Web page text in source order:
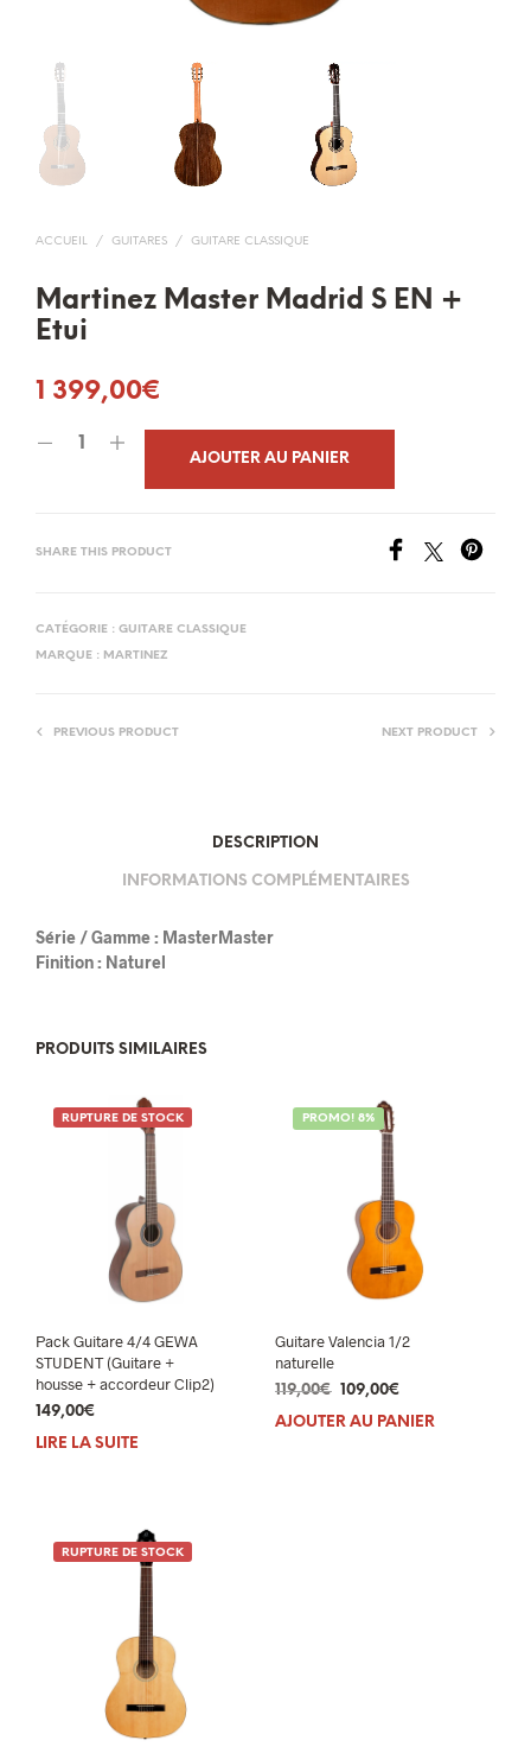
ACCUEIL / GUITARES / GUITARE CLASSIQUE
Martinez Master Madrid S EN +
Etui
1 399,00€
AJOUTER AU PANIER
SHARE THIS PRODUCT
CATÉGORIE : GUITARE CLASSIQUE
MARQUE : MARTINEZ
PREVIOUS PRODUCT NEXT PRODUCT
DESCRIPTION
INFORMATIONS COMPLÉMENTAIRES
Série / Gamme : MasterMaster
Finition : Naturel
PRODUITS SIMILAIRES
RUPTURE DE STOCK
Pack Guitare 4/4 GEWA
STUDENT (Guitare +
housse + accordeur Clip2)
149,00€
LIRE LA SUITE
PROMO! 8%
Guitare Valencia 1/2
naturelle
119,00€ Le
prix
109,00€Le
prix
AJOUTER AU PANIER
RUPTURE DE STOCK